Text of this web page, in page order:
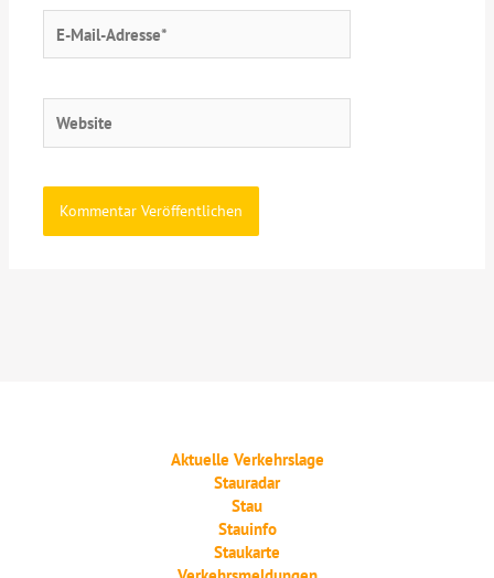
Mail-
Aktuelle Verkehrslage
Stauradar
Stau
Stauinfo
Staukarte